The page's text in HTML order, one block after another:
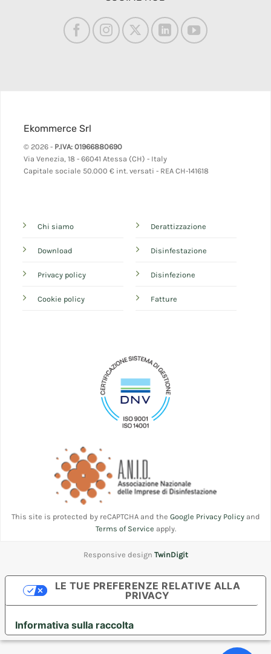
Ekommerce Srl
© 2026 - P.IVA: 01966880690
Via Venezia, 18 - 66041 Atessa (CH) - Italy
Capitale sociale 50.000 € int. versati - REA CH-141618
Chi siamo
Download
Privacy policy
Cookie policy
Derattizzazione
Disinfestazione
Disinfezione
Fatture
This site is protected by reCAPTCHA and the Google Privacy Policyand
Terms of Service apply.
Responsive design TwinDigit
Informativa sulla raccolta
LE TUE PREFERENZE RELATIVE ALLA
PRIVACY